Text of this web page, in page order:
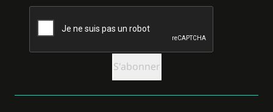
CAPTCHA